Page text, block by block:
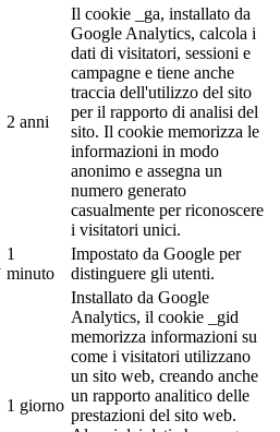
2 anni
Il cookie _ga, installato da
Google Analytics, calcola i
dati di visitatori, sessioni e
campagne e tiene anche
traccia dell'utilizzo del sito
per il rapporto di analisi del
sito. Il cookie memorizza le
informazioni in modo
anonimo e assegna un
numero generato
casualmente per riconoscere
i visitatori unici.
1
minuto
Impostato da Google per
distinguere gli utenti.
1 giorno
Installato da Google
Analytics, il cookie _gid
memorizza informazioni su
come i visitatori utilizzano
un sito web, creando anche
un rapporto analitico delle
prestazioni del sito web.